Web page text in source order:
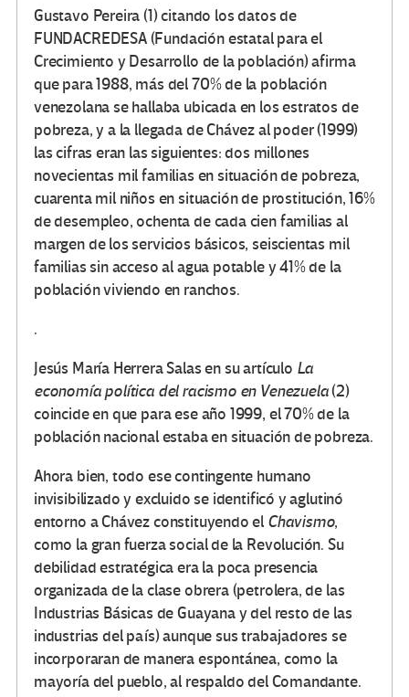
Gustavo Pereira (1) citando los datos de
FUNDACREDESA (Fundación estatal para el
Crecimiento y Desarrollo de la población) afirma
que para 1988, más del 70% de la población
venezolana se hallaba ubicada en los estratos de
pobreza, y a la llegada de Chávez al poder (1999)
las cifras eran las siguientes: dos millones
novecientas mil familias en situación de pobreza,
cuarenta mil niños en situación de prostitución, 16%
de desempleo, ochenta de cada cien familias al
margen de los servicios básicos, seiscientas mil
familias sin acceso al agua potable y 41% de la
población viviendo en ranchos.
.
Jesús María Herrera Salas en su artículo La
economía política del racismo en Venezuela(2)
coincide en que para ese año 1999, el 70% de la
población nacional estaba en situación de pobreza.
Ahora bien, todo ese contingente humano
invisibilizado y excluido se identificó y aglutinó
entorno a Chávez constituyendo el Chavismo,
como la gran fuerza social de la Revolución. Su
debilidad estratégica era la poca presencia
organizada de la clase obrera (petrolera, de las
Industrias Básicas de Guayana y del resto de las
industrias del país) aunque sus trabajadores se
incorporaran de manera espontánea, como la
mayoría del pueblo, al respaldo del Comandante.